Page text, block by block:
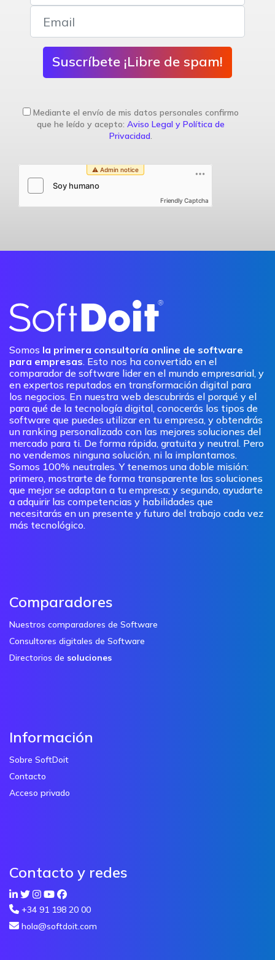
Suscríbete ¡Libre de spam!
Mediante el envío de mis datos personales confirmo
que he leído y acepto: Aviso Legal y Política de
Privacidad.
Friendly Captcha
Somos la primera consultoría online de software
para empresas. Esto nos ha convertido en el
comparador de software lider en el mundo empresarial, y
en expertos reputados en transformación digital para
los negocios. En nuestra web descubrirás el porqué y el
para qué de la tecnología digital, conocerás los tipos de
software que puedes utilizar en tu empresa, y obtendrás
un ranking personalizado con las mejores soluciones del
mercado para ti. De forma rápida, gratuita y neutral. Pero
no vendemos ninguna solución, ni la implantamos.
Somos 100% neutrales. Y tenemos una doble misión:
primero, mostrarte de forma transparente las soluciones
que mejor se adaptan a tu empresa; y segundo, ayudarte
a adquirir las competencias y habilidades que
necesitarás en un presente y futuro del trabajo cada vez
más tecnológico.
Comparadores
Nuestros comparadores de Software
Consultores digitales de Software
Directorios de soluciones
Información
Sobre SoftDoit
Contacto
Acceso privado
Contacto y redes
+34 91 198 20 00
hola@softdoit.com